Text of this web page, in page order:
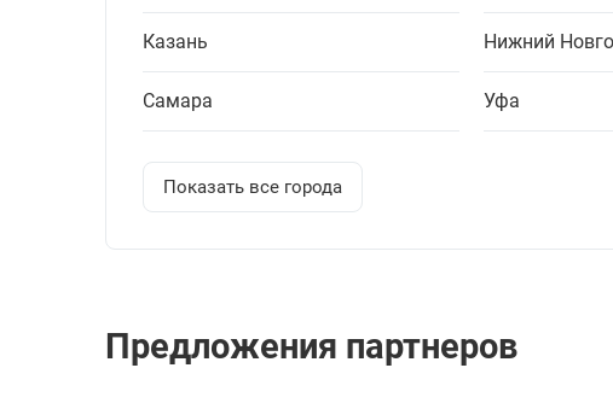
Казань Нижний
Самара Уфа
Показать все города
Предложения партнеров